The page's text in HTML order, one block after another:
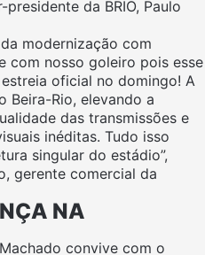
da BRIO, Paulo
modernização com
com nosso goleiro pois esse
oficial no domingo! A
Beira-Rio, elevando a
das transmissões e
inéditas. Tudo isso
singular do estádio”,
gerente comercial da
NA
convive com o